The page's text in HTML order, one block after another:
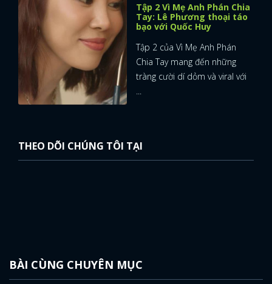
Tập 2 Vì Mẹ Anh Phán Chia
Tay: Lê Phương thoại táo
bạo với Quốc Huy
Tập 2 của Vì Mẹ Anh Phán
Chia Tay mang đến những
tràng cười dí dỏm và viral với
...
THEO DÕI CHÚNG TÔI TẠI
BÀI CÙNG CHUYÊN MỤC